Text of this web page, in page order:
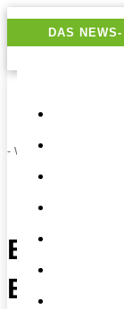
DAS
- Werbung -